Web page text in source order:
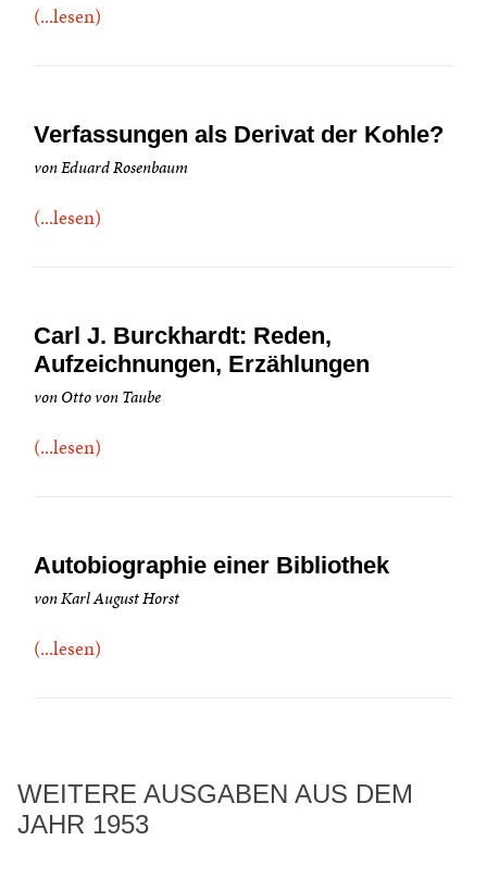
(...lesen)
Verfassungen als Derivat der Kohle?
von Eduard Rosenbaum
(...lesen)
Carl J. Burckhardt: Reden,
Aufzeichnungen, Erzählungen
von Otto von Taube
(...lesen)
Autobiographie einer Bibliothek
von Karl August Horst
(...lesen)
WEITERE AUSGABEN AUS DEM
JAHR 1953